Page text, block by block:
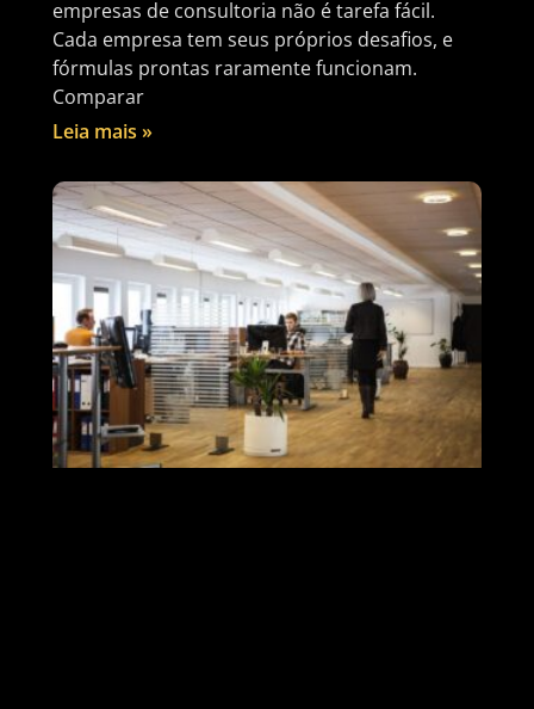
empresas de consultoria não é tarefa fácil.
Cada empresa tem seus próprios desafios, e
fórmulas prontas raramente funcionam.
Comparar
Leia mais »